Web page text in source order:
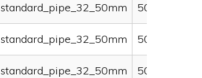
standard_pipe_32_50mm 50000
standard_pipe_32_50mm 50000
standard_pipe_32_50mm 50000